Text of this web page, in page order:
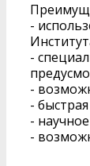
-
-
-
-
-
-